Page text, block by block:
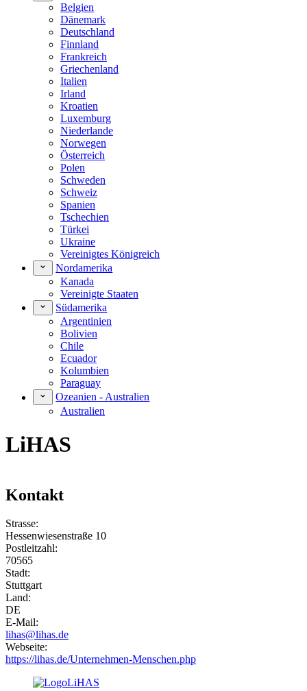
Belgien
Dänemark
Deutschland
Finnland
Frankreich
Griechenland
Italien
Irland
Kroatien
Luxemburg
Niederlande
Norwegen
Österreich
Polen
Schweden
Schweiz
Spanien
Tschechien
Türkei
Ukraine
Vereinigtes Königreich
Nordamerika
Kanada
Vereinigte Staaten
Südamerika
Argentinien
Bolivien
Chile
Ecuador
Kolumbien
Paraguay
Ozeanien - Australien
Australien
LiHAS
Kontakt
Strasse:
Hessenwiesenstraße 10
Postleitzahl:
70565
Stadt:
Stuttgart
Land:
DE
E-Mail:
lihas@lihas.de
Webseite:
https://lihas.de/Unternehmen-Menschen.php